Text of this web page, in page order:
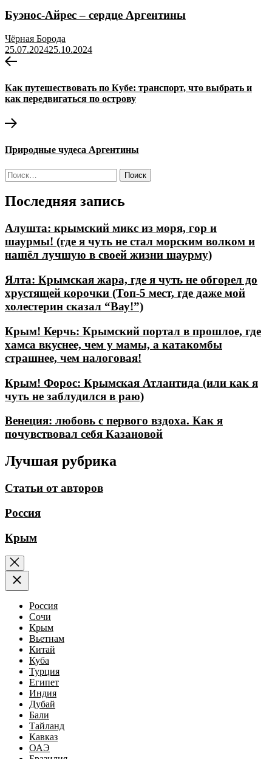
Буэнос-Айрес – сердце Аргентины
Чёрная Борода
25.07.202425.10.2024
Навигация
записям
Предыдущая
Как путешествовать по Кубе: транспорт, что выбрать и
как передвигаться по острову
Следующая
Природные чудеса Аргентины
Найти:
Последняя запись
Алушта: крымский микс из моря, гор и
шаурмы! (где я чуть не стал морским волком и
нашёл лучшую в своей жизни шаурму)
Ялта: Крымская жара, где я чуть не обгорел до
хрустящей корочки (Топ-5 мест, где даже мой
холестерин сказал “Вау!”)
Крым! Керчь: Крымский портал в прошлое, где
хамса вкуснее, чем у мамы, а катакомбы
страшнее, чем налоговая!
Крым! Форос: Крымская Атлантида (или как я
чуть не заблудился в раю)
Венеция: любовь с первого вздоха. Как я
почувствовал себя Казановой
Лучшая рубрика
Статьи от авторов
Россия
Крым
Россия
Сочи
Крым
Вьетнам
Китай
Куба
Турция
Египет
Индия
Дубай
Бали
Тайланд
Кавказ
ОАЭ